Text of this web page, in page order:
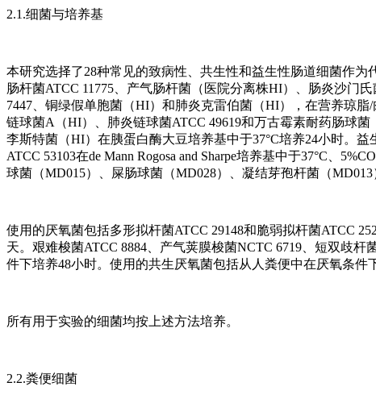
2.1.细菌与培养基
本研究选择了28种常见的致病性、共生性和益生性肠道细菌作为
肠杆菌ATCC 11775、产气肠杆菌（医院分离株HI）、肠炎沙门
7447、铜绿假单胞菌（HI）和肺炎克雷伯菌（HI），在营养琼
链球菌A（HI）、肺炎链球菌ATCC 49619和万古霉素耐药肠球
李斯特菌（HI）在胰蛋白酶大豆培养基中于37°C培养24小时。
ATCC 53103在de Mann Rogosa and Sharpe培养基中于37°C、
球菌（MD015）、屎肠球菌（MD028）、凝结芽孢杆菌（
使用的厌氧菌包括多形拟杆菌ATCC 29148和脆弱拟杆菌ATCC
天。艰难梭菌ATCC 8884、产气荚膜梭菌NCTC 6719、短双歧杆
件下培养48小时。使用的共生厌氧菌包括从人粪便中在厌氧条件
所有用于实验的细菌均按上述方法培养。
2.2.粪便细菌